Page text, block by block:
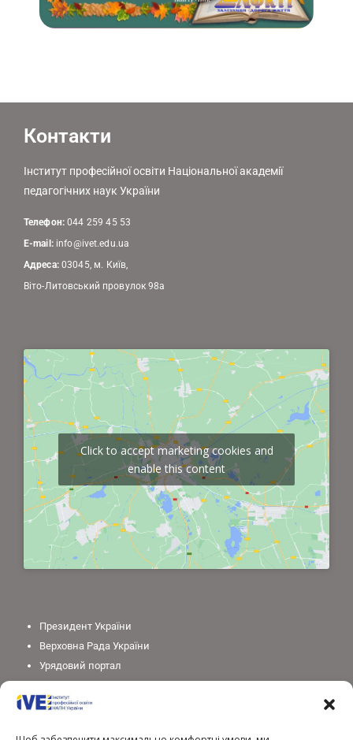
Контакти
Інститут професійної освіти Національної академії
педагогічних наук України
Телефон:044 259 45 53
E-mail: info@ivet.edu.ua
Адреса:03045, м. Київ,
Віто-Литовський провулок 98а
Click to accept marketing cookies and
enable this content
Президент України
Верховна Рада України
Урядовий портал
Міністерство освіти і науки України